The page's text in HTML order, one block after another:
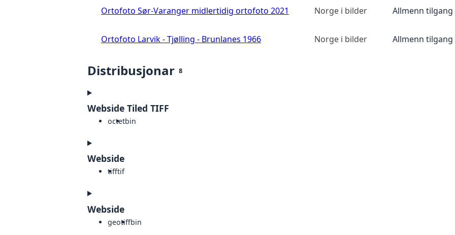
Ortofoto Sør-Varanger midlertidig ortofoto 2021 Norge i bilder Allmenn tilgang
Ortofoto Larvik - Tjølling - Brunlanes 1966 Norge i bilder Allmenn tilgang
Distribusjonar 8
Webside Tiled TIFF
octetbin
Webside
tifftif
Webside
geotiffbin